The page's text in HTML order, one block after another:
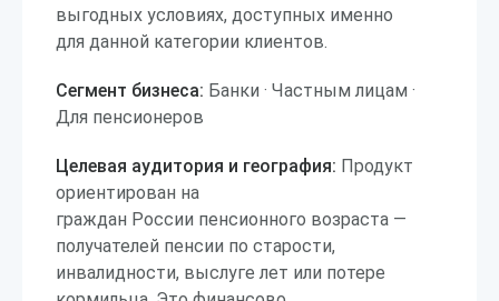
выгодных условиях, доступных именно
для данной категории клиентов.
Сегмент бизнеса: Банки · Частным лицам ·
Для пенсионеров
Целевая аудитория и география: Продукт
ориентирован на
граждан России пенсионного возраста —
получателей пенсии по старости,
инвалидности, выслуге лет или потере